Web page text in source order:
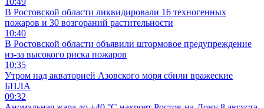
В Ростовской области ликвидировали 16 техногенных
пожаров и 30 возгораний растительности
10:40
В Ростовской области объявили штормовое предупреждение
из-за высокого риска пожаров
10:35
Утром над акваторией Азовского моря сбили вражеские
БПЛА
09:32